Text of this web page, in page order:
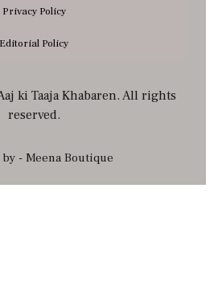
Privacy Policy
Editorial Policy
ki Taaja Khabaren. All rights
reserved.
by - Meena Boutique